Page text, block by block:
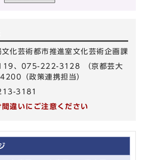
化芸術都市推進室文化芸術企画課
、075-222-3128 （京都芸大
（政策連携担当）
3181
違いにご注意ください